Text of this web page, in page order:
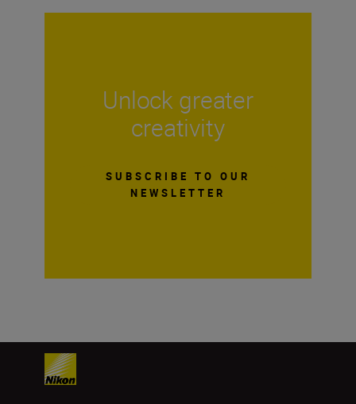
Unlock greater
creativity
SUBSCRIBE TO OUR
NEWSLETTER